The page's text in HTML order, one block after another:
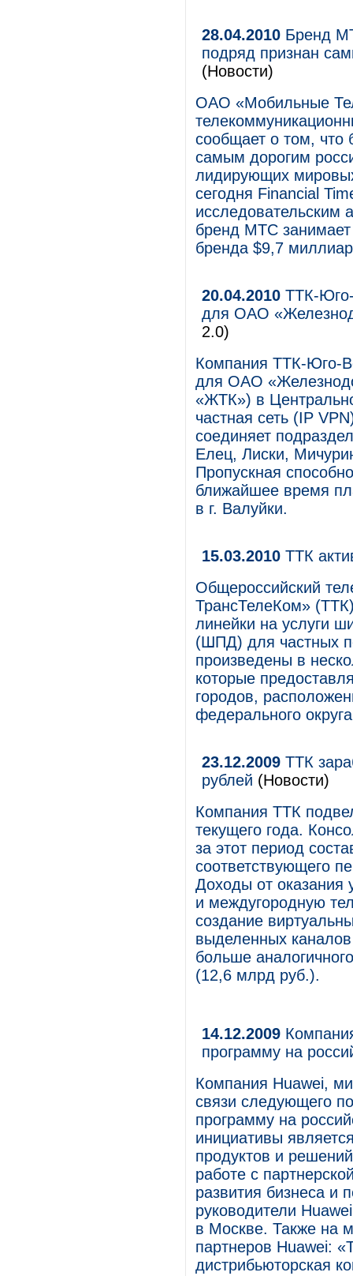
28.04.2010 Бренд
подряд признан
(Новости)
ОАО «Мобильные
сообщает о том, что
самым дорогим
лидирующих
сегодня Financial
исследовательским
бренд МТС занимает
бренда $9,7
20.04.2010 ТТК-Юго-
для ОАО
2.0)
Компания ТТК-Юго-
для ОАО
«ЖТК») в
частная сеть (IP
соединяет
Елец, Лиски,
Пропускная
ближайшее время
в г. Валуйки.
15.03.2010 ТТК
Общероссийский
ТрансТелеКом»
линейки на услуги
(ШПД) для частных
произведены в
которые
городов,
федерального
23.12.2009 ТТК
рублей (Новости)
Компания ТТК
текущего года.
за этот период
соответствующего
Доходы от оказания
и междугородную
создание
выделенных
больше
(12,6 млрд руб.).
14.12.2009
программу на
Компания Huawei,
связи следующего
программу на
инициативы
продуктов и
работе с
развития бизнеса и
руководители
в Москве. Также на
партнеров Huawei:
дистрибьюторская